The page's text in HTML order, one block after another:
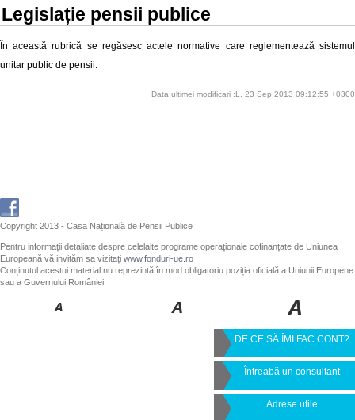
Legislație pensii publice
În această rubrică se regăsesc actele normative care reglementează sistemul
unitar public de pensii.
Data ultimei modificari :L, 23 Sep 2013 09:12:55 +0300
Copyright 2013 - Casa Națională de Pensii Publice
Pentru informații detaliate despre celelalte programe operaționale cofinanțate de Uniunea
Europeană vă invităm sa vizitați www.fonduri-ue.ro
Conținutul acestui material nu reprezintă în mod obligatoriu poziția oficială a Uniunii Europene
sau a Guvernului României
DE CE SĂ ÎMI FAC CONT?
Întreabă un consultant
Adrese utile